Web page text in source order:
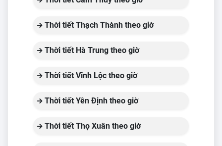
Thời tiết Thạch Thành theo giờ
Thời tiết Hà Trung theo giờ
Thời tiết Vĩnh Lộc theo giờ
Thời tiết Yên Định theo giờ
Thời tiết Thọ Xuân theo giờ